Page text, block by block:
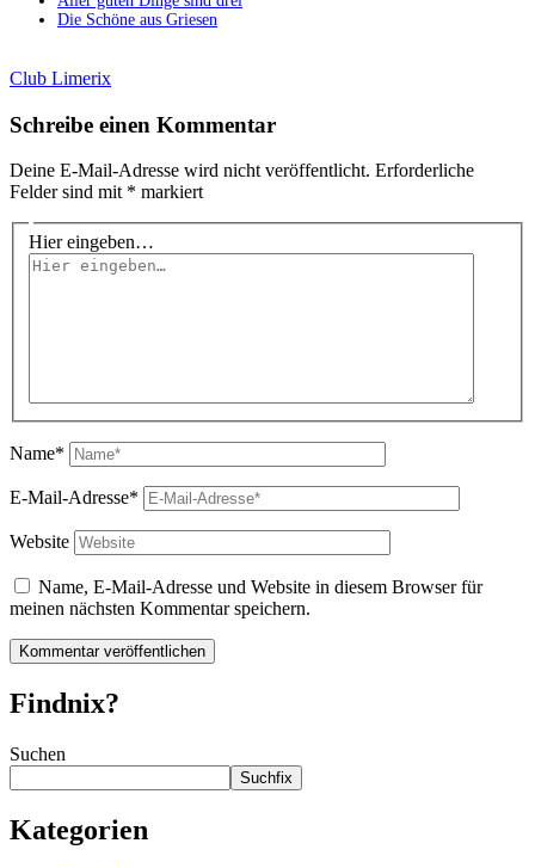
Die Schöne aus Griesen
Club Limerix
Schreibe einen Kommentar
Deine E-Mail-Adresse wird nicht veröffentlicht. Erforderliche
Felder sind mit * markiert
Hier eingeben…
Name*
E-Mail-Adresse*
Website
Name, E-Mail-Adresse und Website in diesem Browser für
meinen nächsten Kommentar speichern.
Findnix?
Suchen
Suchfix
Kategorien